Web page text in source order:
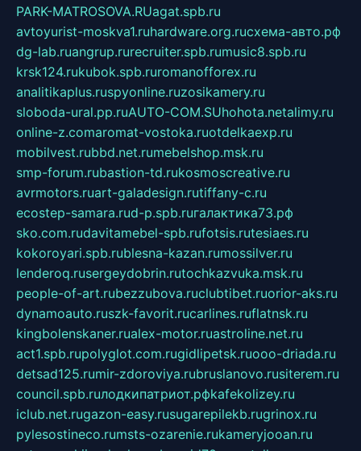
PARK-MATROSOVA.RUagat.spb.ru
avtoyurist-moskva1.ruhardware.org.ruсхема-авто.рф
dg-lab.ruangrup.rurecruiter.spb.rumusic8.spb.ru
krsk124.rukubok.spb.ruromanofforex.ru
analitikaplus.ruspyonline.ruzosikamery.ru
sloboda-ural.pp.ruAUTO-COM.SUhohota.netalimy.ru
online-z.comaromat-vostoka.ruotdelkaexp.ru
mobilvest.rubbd.net.rumebelshop.msk.ru
smp-forum.rubastion-td.rukosmoscreative.ru
avrmotors.ruart-galadesign.rutiffany-c.ru
ecostep-samara.rud-p.spb.ruгалактика73.рф
sko.com.rudavitamebel-spb.rufotsis.rutesiaes.ru
kokoroyari.spb.rublesna-kazan.rumossilver.ru
lenderoq.rusergeydobrin.rutochkazvuka.msk.ru
people-of-art.rubezzubova.ruclubtibet.ruorior-aks.ru
dynamoauto.ruszk-favorit.rucarlines.ruflatnsk.ru
kingbolenskaner.rualex-motor.ruastroline.net.ru
act1.spb.rupolyglot.com.rugidlipetsk.ruooo-driada.ru
detsad125.rumir-zdoroviya.rubruslanovo.rusiterem.ru
council.spb.ruлодкипатриот.рфkafekolizey.ru
iclub.net.rugazon-easy.rusugarepilekb.rugrinox.ru
pylesostineco.rumsts-ozarenie.rukameryjooan.ru